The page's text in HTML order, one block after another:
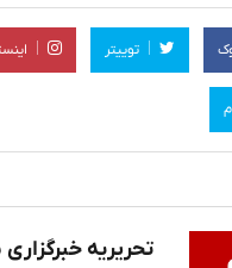
توییتر
تحریریه خبرگزاری